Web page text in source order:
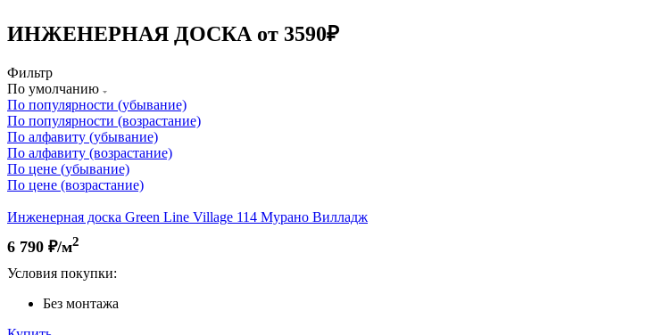
ИНЖЕНЕРНАЯ ДОСКА от 3590₽
Фильтр
По умолчанию
По популярности (убывание)
По популярности (возрастание)
По алфавиту (убывание)
По алфавиту (возрастание)
По цене (убывание)
По цене (возрастание)
Инженерная доска Green Line Village 114 Мурано Вилладж
6 790 ₽/м2
Условия покупки:
Без монтажа